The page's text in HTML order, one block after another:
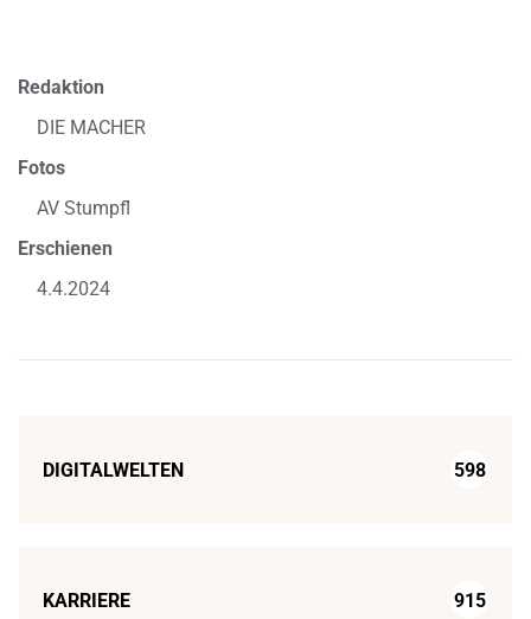
Redaktion
DIE MACHER
Fotos
AV Stumpfl
Erschienen
4.4.2024
DIGITALWELTEN 598
KARRIERE 915